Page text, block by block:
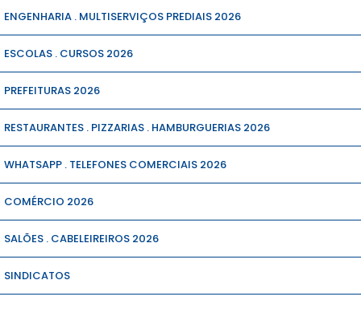
ENGENHARIA . MULTISERVIÇOS PREDIAIS 2026
ESCOLAS . CURSOS 2026
PREFEITURAS 2026
RESTAURANTES . PIZZARIAS . HAMBURGUERIAS 2026
WHATSAPP . TELEFONES COMERCIAIS 2026
COMÉRCIO 2026
SALÕES . CABELEIREIROS 2026
SINDICATOS